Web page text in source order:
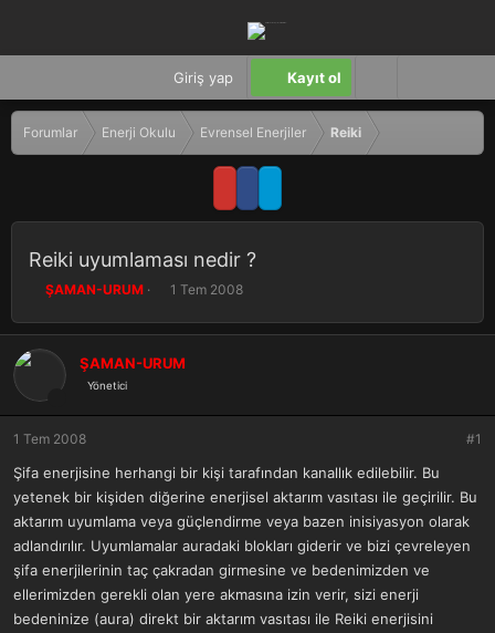
Giriş yap Kayıt ol
Forumlar Enerji Okulu Evrensel Enerjiler Reiki
Reiki uyumlaması nedir ?
K
n
b
a
ş
a
a
n
ŞAMAN-URUM
B
ş
a
t
r
i
h
i
1 Tem 2008
ŞAMAN-URUM
Yönetici
1 Tem 2008 #1
Şifa enerjisine herhangi bir kişi tarafından kanallık edilebilir. Bu
yetenek bir kişiden diğerine enerjisel aktarım vasıtası ile geçirilir. Bu
aktarım uyumlama veya güçlendirme veya bazen inisiyasyon olarak
adlandırılır. Uyumlamalar auradaki blokları giderir ve bizi çevreleyen
şifa enerjilerinin taç çakradan girmesine ve bedenimizden ve
ellerimizden gerekli olan yere akmasına izin verir, sizi enerji
bedeninize (aura) direkt bir aktarım vasıtası ile Reiki enerjisini